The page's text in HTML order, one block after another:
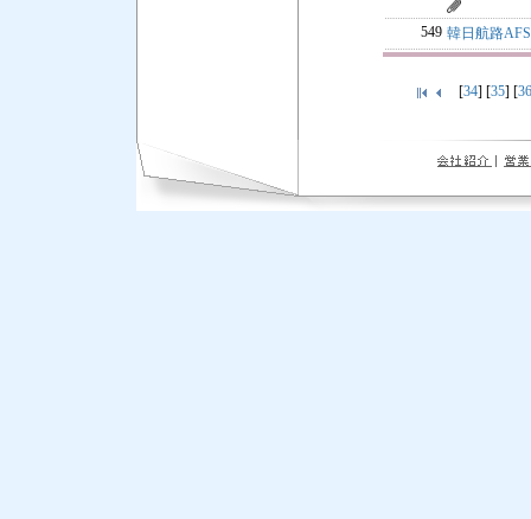
549 韓日航路
[34] [35] [36